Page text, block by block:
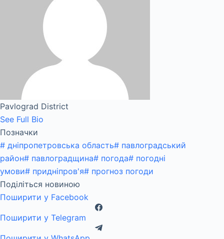
Pavlograd District
See Full Bio
Позначки
# дніпропетровська область# павлоградський
район# павлоградщина# погода# погодні
умови# придніпров'я# прогноз погоди
Поділіться новиною
Поширити у Facebook
Поширити у Telegram